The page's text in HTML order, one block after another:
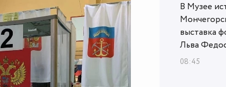
В Музее
выставка
Льва
08:45